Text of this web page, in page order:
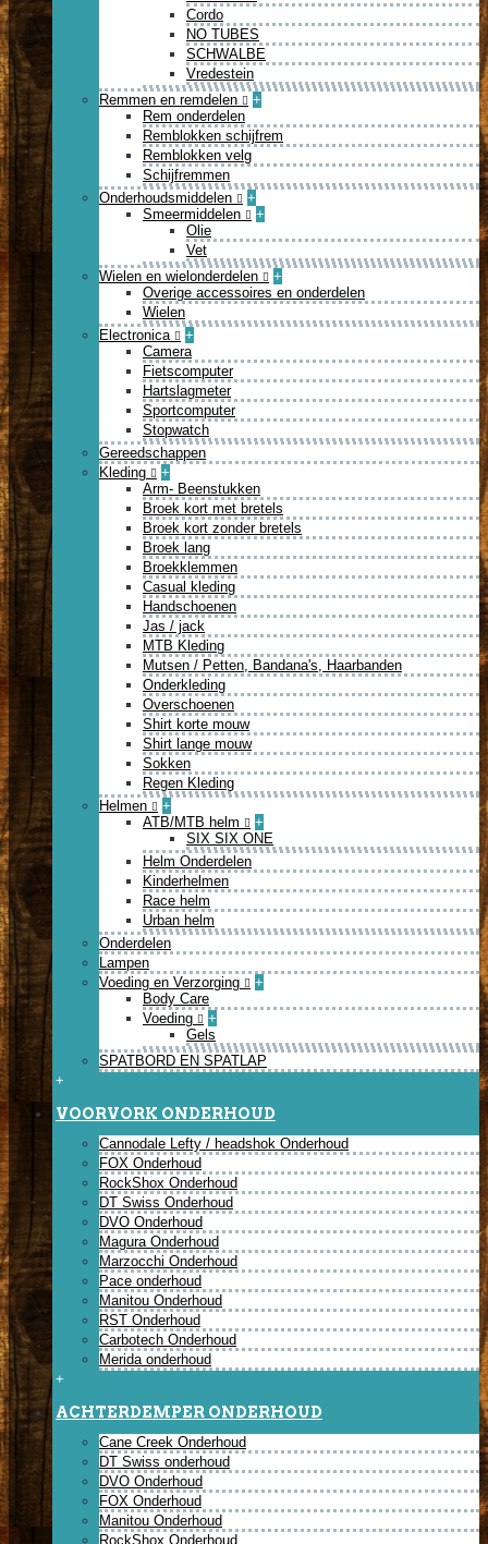
Cordo
NO TUBES
SCHWALBE
Vredestein
Remmen en remdelen
+
Rem onderdelen
Remblokken schijfrem
Remblokken velg
Schijfremmen
Onderhoudsmiddelen
+
Smeermiddelen
+
Olie
Vet
Wielen en wielonderdelen
+
Overige accessoires en onderdelen
Wielen
Electronica
+
Camera
Fietscomputer
Hartslagmeter
Sportcomputer
Stopwatch
Gereedschappen
Kleding
+
Arm- Beenstukken
Broek kort met bretels
Broek kort zonder bretels
Broek lang
Broekklemmen
Casual kleding
Handschoenen
Jas / jack
MTB Kleding
Mutsen / Petten, Bandana's, Haarbanden
Onderkleding
Overschoenen
Shirt korte mouw
Shirt lange mouw
Sokken
Regen Kleding
Helmen
+
ATB/MTB helm
+
SIX SIX ONE
Helm Onderdelen
Kinderhelmen
Race helm
Urban helm
Onderdelen
Lampen
Voeding en Verzorging
+
Body Care
Voeding
+
Gels
SPATBORD EN SPATLAP
+
VOORVORK ONDERHOUD
Cannodale Lefty / headshok Onderhoud
FOX Onderhoud
RockShox Onderhoud
DT Swiss Onderhoud
DVO Onderhoud
Magura Onderhoud
Marzocchi Onderhoud
Pace onderhoud
Manitou Onderhoud
RST Onderhoud
Carbotech Onderhoud
Merida onderhoud
+
ACHTERDEMPER ONDERHOUD
Cane Creek Onderhoud
DT Swiss onderhoud
DVO Onderhoud
FOX Onderhoud
Manitou Onderhoud
RockShox Onderhoud